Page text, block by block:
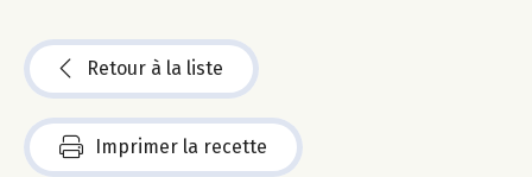
Retour à la liste
Imprimer la recette